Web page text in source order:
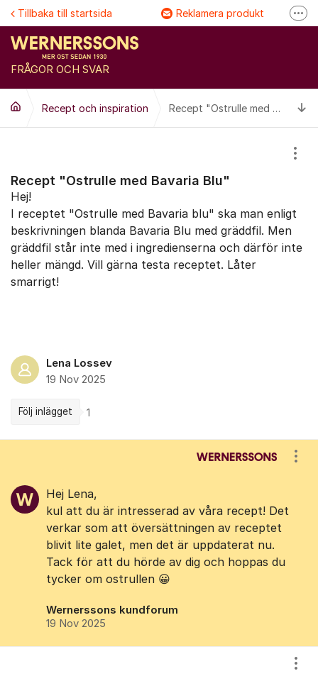
Hoppa till innehåll
FRÅGOR OCH SVAR
Tillbaka till startsida Reklamera produkt
FAQ
Recept och inspiration Recept "Ostrulle med Bavaria Blu"
Recept "Ostrulle med Bavaria Blu"
Hej!
I receptet "Ostrulle med Bavaria blu" ska man enligt
beskrivningen blanda Bavaria Blu med gräddfil. Men
gräddfil står inte med i ingredienserna och därför inte
heller mängd. Vill gärna testa receptet. Låter
smarrigt!
Lena Lossev
19 Nov 2025
Följ inlägget 1
Hej Lena,
kul att du är intresserad av våra recept! Det
verkar som att översättningen av receptet
blivit lite galet, men det är uppdaterat nu.
Tack för att du hörde av dig och hoppas du
tycker om ostrullen 😀
Wernerssons kundforum
19 Nov 2025